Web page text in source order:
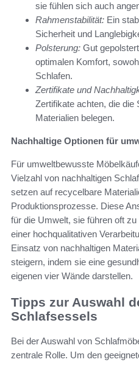
sie fühlen sich auch
Rahmenstabilität: Ein
Sicherheit und
Polsterung: Gut
optimalen Komfort,
Schlafen.
Zertifikate und
Zertifikate achten, die die
Materialien belegen.
Nachhaltige Optionen für
Für umweltbewusste
Vielzahl von nachhaltigen
setzen auf recycelbare
Produktionsprozesse. Diese
für die Umwelt, sie führen oft
einer hochqualitativen
Einsatz von nachhaltigen
steigern, indem sie eine
eigenen vier Wände darstellen.
Tipps zur Auswahl
Schlafsessels
Bei der Auswahl von
zentrale Rolle. Um den